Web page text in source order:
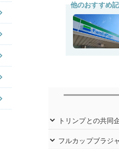
他のおすすめ
トリンプとの共同
フルカップブラジ